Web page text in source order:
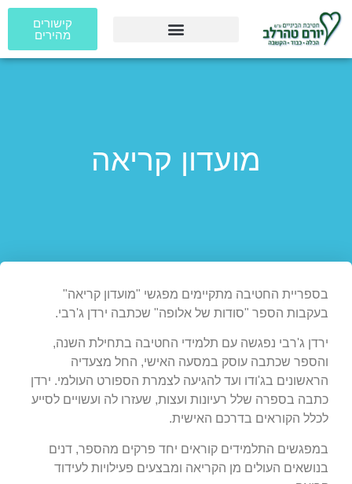
קישורים
מהירים
מועדון קריאה
בספריית החטיבה מתקיימים מפגשי "מועדון קריאה"
בעקבות הספר "סודות של אלופה" שכתבה ירדן ג'רבי.
ירדן ג'רבי נפגשה עם תלמידי החטיבה בתחילת השנה,
והספר שכתבה עוסק במסעה האישי, החל מצעדיה
הראשונים בג'ודו ועד להגיעה לצמרת הספורט העולמי. ירדן
כתבה בספרה שלל רעיונות ועצות, שעזרו לה ועשויים לסייע
לכלל הקוראים בדרכם האישית.
במפגשים התלמידים קוראים יחד פרקים מהספר, דנים
בנושאים העולים מן הקריאה ומבצעים פעילויות לעידוד